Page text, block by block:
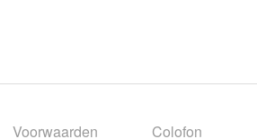
Voorwaarden Colofon